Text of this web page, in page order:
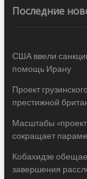
Последние
США ввели
помощь Ирану
Проект
престижной
Масштабы
сокращает
Кобахидзе
завершения